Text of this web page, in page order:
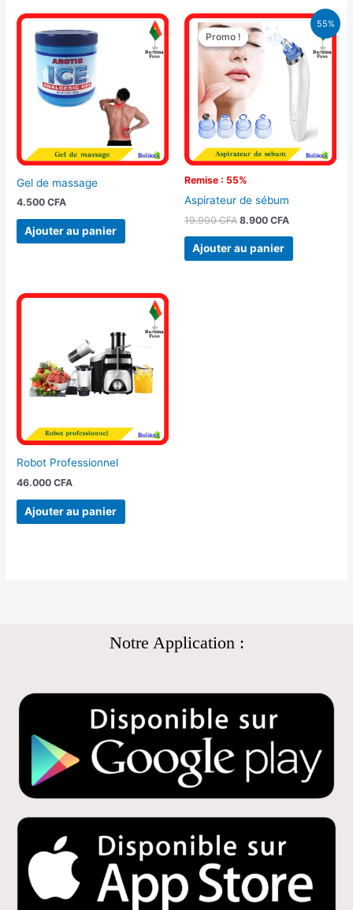
Gel de massage
4.500CFA
Ajouter au panier
55%
Promo !
Remise : 55%
Promo !
Aspirateur de sébum
19.900CFA
Le
prix
initial
était :
19.900 CFA.
8.900 CFA
Le
actuel
est :
8.900 CFA.
Ajouter au panier
Robot Professionnel
46.000CFA
Ajouter au panier
Notre Application :